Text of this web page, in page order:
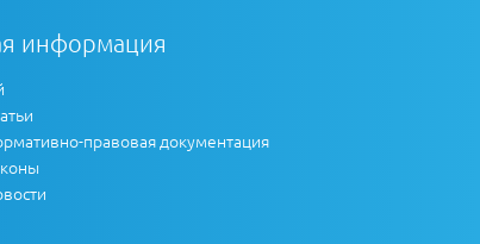
информация
правовая документация